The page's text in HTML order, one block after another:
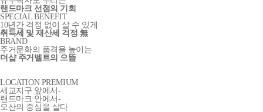
랜드마크 선점의 기회
SPECIAL BENEFIT
10년간 걱정 없이 살 수 있게
취득세 및 재산세 걱정 無
BRAND
주거문화의 품격을 높이는
더샵 주거벨트의 으뜸
LOCATION PREMIUM
세교지구 앞에서-
랜드마크 안에서-
오산의 중심을 살다